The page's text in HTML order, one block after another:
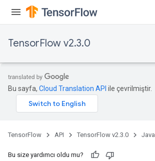
TensorFlow v2.3.0
Bu sayfa, Cloud Translation API ile çevrilmiştir.
TensorFlow API TensorFlow v2.3.0 Java
Bu size yardımcı oldu mu?